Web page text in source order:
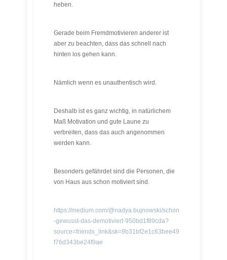
heben.
Gerade beim Fremdmotivieren anderer ist
aber zu beachten, dass das schnell nach
hinten los gehen kann.
Nämlich wenn es unauthentisch wird.
Deshalb ist es ganz wichtig, in natürlichem
Maß Motivation und gute Laune zu
verbreiten, dass das auch angenommen
werden kann.
Besonders gefährdet sind die Personen, die
von Haus aus schon motiviert sind.
https://medium.com/@nadya.bujnowski/schon
-gewusst-das-demotiviert-950bd1f89cda?
source=friends_link&sk=9b31bf2e1c63bee49
f76d343be24f9ae